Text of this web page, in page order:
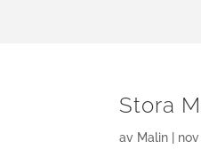
Stora
av Malin nov